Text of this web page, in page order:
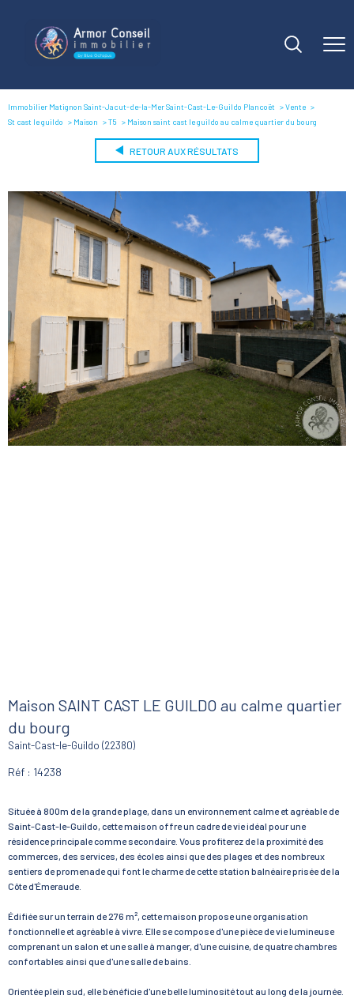
Immobilier Matignon Saint-Jacut-de-la-Mer Saint-Cast-Le-Guildo Plancoët
Vente
St cast le guildo
Maison T5 Maison saint cast le guildo au calme quartier du bourg
RETOUR AUX RÉSULTATS
Maison SAINT CAST LE GUILDO au calme quartier
du bourg
Saint-Cast-le-Guildo (22380)
Réf : 14238
Située à 800m de la grande plage, dans un environnement calme et agréable de
Saint-Cast-le-Guildo, cette maison offre un cadre de vie idéal pour une
résidence principale comme secondaire. Vous profiterez de la proximité des
commerces, des services, des écoles ainsi que des plages et des nombreux
sentiers de promenade qui font le charme de cette station balnéaire prisée de la
Côte d'Émeraude.
Édifiée sur un terrain de 276 m², cette maison propose une organisation
fonctionnelle et agréable à vivre. Elle se compose d'une pièce de vie lumineuse
comprenant un salon et une salle à manger, d'une cuisine, de quatre chambres
confortables ainsi que d'une salle de bains.
Orientée plein sud, elle bénéficie d'une belle luminosité tout au long de la journée.